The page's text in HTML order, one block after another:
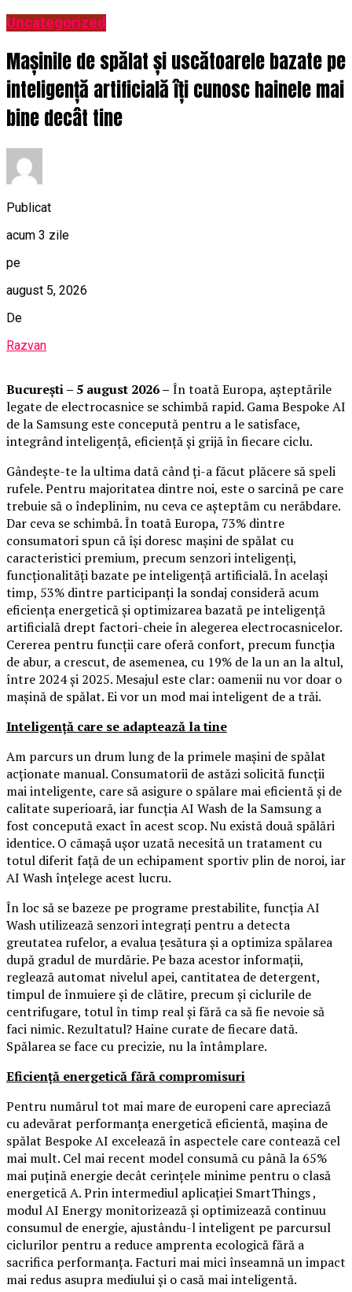
Uncategorized
Mașinile de spălat și uscătoarele bazate pe
inteligență artificială îți cunosc hainele mai
bine decât tine
Publicat
acum 3 zile
pe
august 5, 2026
De
Razvan
București – 5 august 2026 – În toată Europa, așteptările
legate de electrocasnice se schimbă rapid. Gama Bespoke AI
de la Samsung este concepută pentru a le satisface,
integrând inteligență, eficiență și grijă în fiecare ciclu.
Gândește-te la ultima dată când ți-a făcut plăcere să speli
rufele. Pentru majoritatea dintre noi, este o sarcină pe care
trebuie să o îndeplinim, nu ceva ce așteptăm cu nerăbdare.
Dar ceva se schimbă. În toată Europa, 73% dintre
consumatori spun că își doresc mașini de spălat cu
caracteristici premium, precum senzori inteligenți,
funcționalități bazate pe inteligență artificială. În același
timp, 53% dintre participanți la sondaj consideră acum
eficiența energetică și optimizarea bazată pe inteligență
artificială drept factori-cheie în alegerea electrocasnicelor.
Cererea pentru funcții care oferă confort, precum funcția
de abur, a crescut, de asemenea, cu 19% de la un an la altul,
între 2024 și 2025. Mesajul este clar: oamenii nu vor doar o
mașină de spălat. Ei vor un mod mai inteligent de a trăi.
Inteligență care se adaptează la tine
Am parcurs un drum lung de la primele mașini de spălat
acționate manual. Consumatorii de astăzi solicită funcții
mai inteligente, care să asigure o spălare mai eficientă și de
calitate superioară, iar funcția AI Wash de la Samsung a
fost concepută exact în acest scop. Nu există două spălări
identice. O cămașă ușor uzată necesită un tratament cu
totul diferit față de un echipament sportiv plin de noroi, iar
AI Wash înțelege acest lucru.
În loc să se bazeze pe programe prestabilite, funcția AI
Wash utilizează senzori integrați pentru a detecta
greutatea rufelor, a evalua țesătura și a optimiza spălarea
după gradul de murdărie. Pe baza acestor informații,
reglează automat nivelul apei, cantitatea de detergent,
timpul de înmuiere și de clătire, precum și ciclurile de
centrifugare, totul în timp real și fără ca să fie nevoie să
faci nimic. Rezultatul? Haine curate de fiecare dată.
Spălarea se face cu precizie, nu la întâmplare.
Eficiență energetică fără compromisuri
Pentru numărul tot mai mare de europeni care apreciază
cu adevărat performanța energetică eficientă, mașina de
spălat Bespoke AI excelează în aspectele care contează cel
mai mult. Cel mai recent model consumă cu până la 65%
mai puțină energie decât cerințele minime pentru o clasă
energetică A. Prin intermediul aplicației SmartThings ,
modul AI Energy monitorizează și optimizează continuu
consumul de energie, ajustându-l inteligent pe parcursul
ciclurilor pentru a reduce amprenta ecologică fără a
sacrifica performanța. Facturi mai mici înseamnă un impact
mai redus asupra mediului și o casă mai inteligentă.